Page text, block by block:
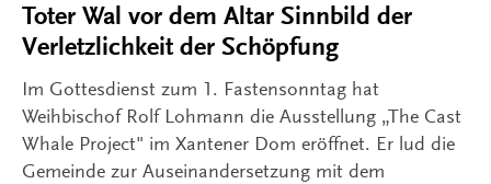
Toter Wal vor dem Altar Sinnbild der
Verletzlichkeit der Schöpfung
Im Gottesdienst zum 1. Fastensonntag hat
Weihbischof Rolf Lohmann die Ausstellung „The Cast
Whale Project" im Xantener Dom eröffnet. Er lud die
Gemeinde zur Auseinandersetzung mit dem